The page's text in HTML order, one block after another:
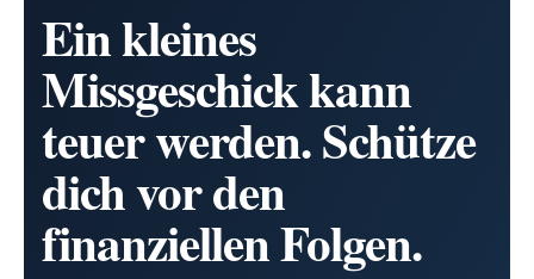
Ein kleines
Missgeschick kann
teuer werden. Schütze
dich vor den
finanziellen Folgen.
Datenschutzerklärung